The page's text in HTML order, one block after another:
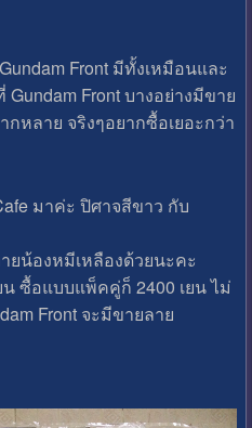
Front มีทั้งเหมือนและ
Front บางอย่างมีขาย
หลาย จริงๆอยากซื้อเยอะกว่า
มาค่ะ ปิศาจสีขาว กับ
ยน้องหมีเหลืองด้วยนะคะ
ซื้อแบบแพ็คคู่ก็ 2400 เยน ไม่
Front จะมีขายลาย